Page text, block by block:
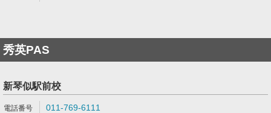
秀英PAS
新琴似駅前校
011-769-6111